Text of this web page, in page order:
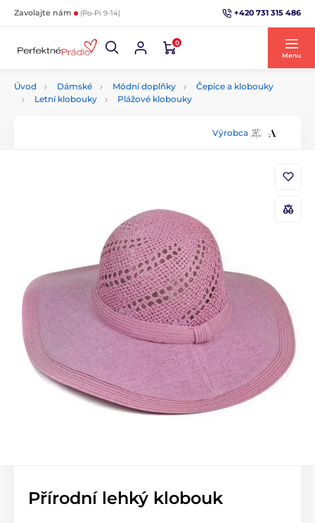
Zavolajte nám (Po-Pi 9-14) +420 731 315 486
0
Menu
Úvod Dámské Módní doplňky
Čepice a klobouky
Letní klobouky
Plážové klobouky
Výrobca
Přírodní lehký klobouk